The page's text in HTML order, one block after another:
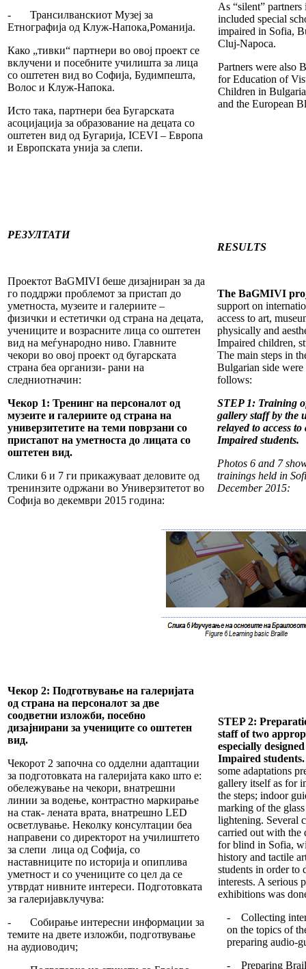
- Трансилванскиот Музеј за
Етнографија од Клуж-Напока,Романија.
Како „тивки“ партнери во овој проект се
вклучени и посебните училишта за лица
со оштетен вид во Софија, Будимпешта,
Волос и Клуж-Напока.
Исто така, партнери беа Бугарската
асоцијација за образование на децата со
оштетен вид од Бугарија, ICEVI – Европа
и Европската унија за слепи.
As “silent”
included special
impaired in Sofia,
Cluj-Napoca.
Partners were also
for Education of
Children in
and the European
РЕЗУЛТАТИ
Проектот BaGMIVI беше дизајниран за да
го поддржи проблемот за пристап до
уметноста, музеите и галериите –
физички и естетички од страна на децата,
учениците и возрасните лица со оштетен
вид на меѓународно ниво. Главните
чекори во овој проект од бугарската
страна беа организи- рани на
следниотначин:
Чекор 1: Тренинг на персоналот од
музеите и галериите од страна на
универзитетите на теми поврзани со
пристапот на уметноста до лицата со
оштетен вид.
Слики 6 и 7 ги прикажуваат деловите од
тренинзите одржани во Универзитетот во
Софија во декември 2015 година:
RESULTS
The BaGMIVI
support on
access to art,
physically and
Impaired children,
The main steps in
Bulgarian side were
follows:
STEP 1: Training
gallery staff by the
relayed to access
Impaired students.
Photos 6 and 7
trainings held in
December 2015:
Чекор 2: Подготвување на галеријата
од страна на персоналот за две
соодветни изложби, посебно
дизајнирани за учениците со оштетен
вид.
Чекорот 2 започна со одделни адаптации
за подготовката на галеријата како што е:
обележување на чекори, внатрешни
линии за водење, контрастно маркирање
на стак- лената врата, внатрешно LED
осветлување. Неколку консултации беа
направени со директорот на училиштето
за слепи лица од Софија, со
наставниците по историја и опиплива
уметност и со учениците со цел да се
утврдат нивните интереси. Подготовката
за галеријавклучува:
- Собирање интересни информации за
темите на двете изложби, подготвување
на аудиоводич;
STEP 2:
staff of two
especially
Impaired
some adaptations
gallery itself as for
the steps; indoor
marking of the
lightening. Several
carried out with the
for blind in Sofia,
history and tactile
students in order to
interests. A serious
exhibitions was
- Collecting
on the topics of
preparing audio-
- Preparing